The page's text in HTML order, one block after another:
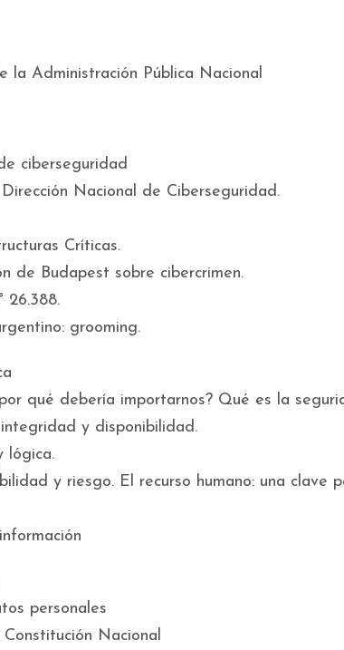
la Administración Pública Nacional
ciberseguridad
Nacional de Ciberseguridad.
Críticas.
de Budapest sobre cibercrimen.
26.388.
grooming.
qué debería importarnos? Qué es la
y disponibilidad.
lógica.
y riesgo. El recurso humano: una clave
personales
Nacional